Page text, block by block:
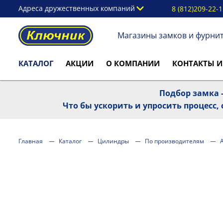
Адреса дружественных компаний 8 (812)209-22-
Магазины замков и
КАТАЛОГ АКЦИИ О КОМПАНИИ КОНТАКТЫ И
Подбор замка
Что бы ускорить и упросить
Главная Каталог Цилиндры По производителям